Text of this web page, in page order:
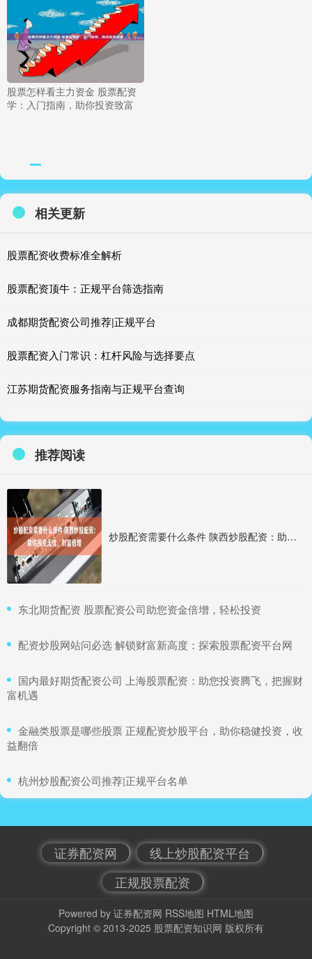
股票怎样看主力资金 股票配资
学：入门指南，助你投资致富
相关更新
股票配资收费标准全解析
股票配资顶牛：正规平台筛选指南
成都期货配资公司推荐|正规平台
股票配资入门常识：杠杆风险与选择要点
江苏期货配资服务指南与正规平台查询
推荐阅读
炒股配资需要什么条件 陕西炒股配资：助你投资无忧，财富倍增
​东北期货配资 股票配资公司助您资金倍增，轻松投资
​配资炒股网站问必选 解锁财富新高度：探索股票配资平台网
​国内最好期货配资公司 上海股票配资：助您投资腾飞，把握财
富机遇
​金融类股票是哪些股票 正规配资炒股平台，助你稳健投资，收
益翻倍
​杭州炒股配资公司推荐|正规平台名单
证券配资网
线上炒股配资平台
正规股票配资
Powered by 证券配资网 RSS地图 HTML地图
Copyright © 2013-2025 股票配资知识网 版权所有